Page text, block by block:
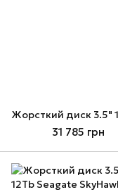
31 785 грн